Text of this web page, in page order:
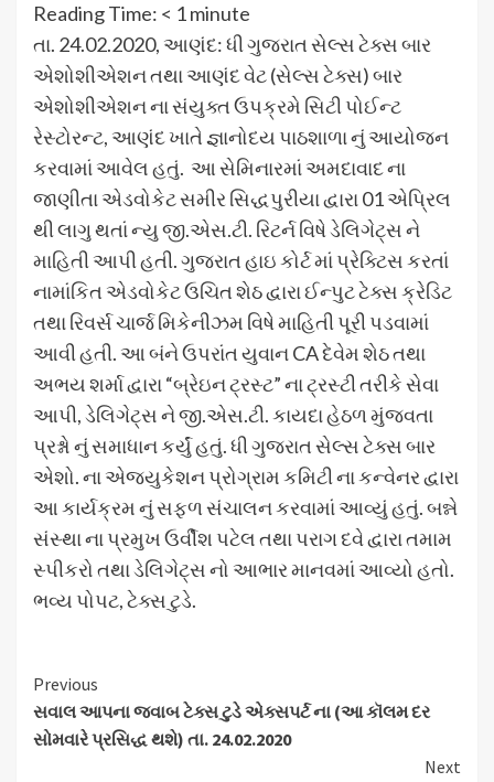
Reading Time: < 1minute
તા. 24.02.2020, આણંદ: ધી ગુજરાત સેલ્સ ટેક્સ બાર
એશોશીએશન તથા આણંદ વેટ (સેલ્સ ટેક્સ) બાર
એશોશીએશન ના સંયુક્ત ઉપક્રમે સિટી પોઈન્ટ
રેસ્ટોરન્ટ, આણંદ ખાતે જ્ઞાનોદય પાઠશાળા નું આયોજન
કરવામાં આવેલ હતું. આ સેમિનારમાં અમદાવાદ ના
જાણીતા એડવોકેટ સમીર સિદ્ધપુરીયા દ્વારા 01 એપ્રિલ
થી લાગુ થતાં ન્યુ જી.એસ.ટી. રિટર્ન વિષે ડેલિગેટ્સ ને
માહિતી આપી હતી. ગુજરાત હાઇ કોર્ટ માં પ્રેક્ટિસ કરતાં
નામાંકિત એડવોકેટ ઉચિત શેઠ દ્વારા ઈન્પુટ ટેક્સ ક્રેડિટ
તથા રિવર્સ ચાર્જ મિકેનીઝમ વિષે માહિતી પૂરી પડવામાં
આવી હતી. આ બંને ઉપરાંત યુવાન CA દેવેમ શેઠ તથા
અભય શર્મા દ્વારા “બ્રેઇન ટ્રસ્ટ” ના ટ્રસ્ટી તરીકે સેવા
આપી, ડેલિગેટ્સ ને જી.એસ.ટી. કાયદા હેઠળ મુંજવતા
પ્રશ્નો નું સમાધાન કર્યું હતું. ધી ગુજરાત સેલ્સ ટેક્સ બાર
એશો. ના એજ્યુકેશન પ્રોગ્રામ કમિટી ના કન્વેનર દ્વારા
આ કાર્યક્રમ નું સફળ સંચાલન કરવામાં આવ્યું હતું. બન્ને
સંસ્થા ના પ્રમુખ ઉર્વીશ પટેલ તથા પરાગ દવે દ્વારા તમામ
સ્પીકરો તથા ડેલિગેટ્સ નો આભાર માનવમાં આવ્યો હતો.
ભવ્ય પોપટ, ટેક્સ ટુડે.
Continue
Reading
Previous
સવાલ આપના જવાબ ટેક્સ ટુડે એક્સપર્ટ ના (આ કૉલમ દર
સોમવારે પ્રસિદ્ધ થશે) તા. 24.02.2020
Next